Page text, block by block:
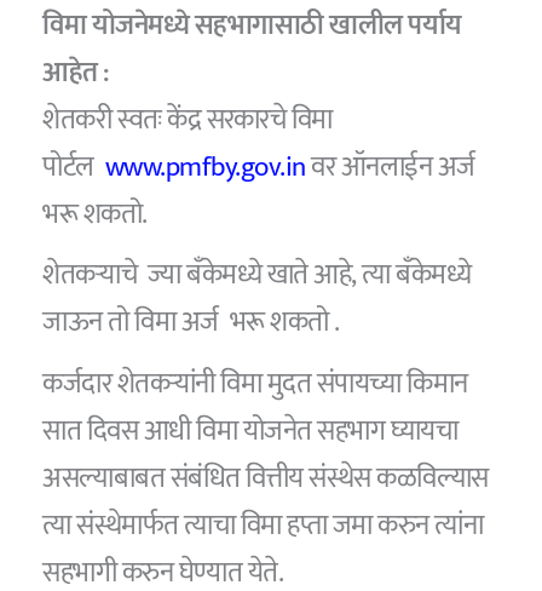
विमा योजनेमध्ये सहभागासाठी खालील पर्याय
आहेत :
शेतकरी स्वतः केंद्र सरकारचे विमा
पोर्टल www.pmfby.gov.inवर ऑनलाईन अर्ज
भरू शकतो.
शेतकऱ्याचे ज्या बँकेमध्ये खाते आहे, त्या बँकेमध्ये
जाऊन तो विमा अर्ज भरू शकतो .
कर्जदार शेतकऱ्यांनी विमा मुदत संपायच्या किमान
सात दिवस आधी विमा योजनेत सहभाग घ्यायचा
असल्याबाबत संबंधित वित्तीय संस्थेस कळविल्यास
त्या संस्थेमार्फत त्याचा विमा हप्ता जमा करुन त्यांना
सहभागी करुन घेण्यात येते.